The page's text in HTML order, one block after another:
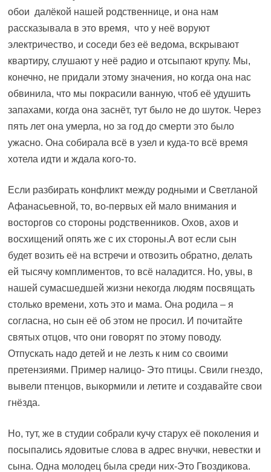
обои далёкой нашей родственнице, и она нам
рассказывала в это время, что у неё воруют
электричество, и соседи без её ведома, вскрывают
квартиру, слушают у неё радио и отсыпают крупу. Мы,
конечно, не придали этому значения, но когда она нас
обвинила, что мы покрасили ванную, чтоб её удушить
запахами, когда она заснёт, тут было не до шуток. Через
пять лет она умерла, но за год до смерти это было
ужасно. Она собирала всё в узел и куда-то всё время
хотела идти и ждала кого-то.
Если разбирать конфликт между родными и Светланой
Афанасьевной, то, во-первых ей мало внимания и
восторгов со стороны родственников. Охов, ахов и
восхищений опять же с их стороны.А вот если сын
будет возить её на встречи и отвозить обратно, делать
ей тысячу комплиментов, то всё наладится. Но, увы, в
нашей сумасшедшей жизни некогда людям посвящать
столько времени, хоть это и мама. Она родила – я
согласна, но сын её об этом не просил. И почитайте
святых отцов, что они говорят по этому поводу.
Отпускать надо детей и не лезть к ним со своими
претензиями. Пример налицо- Это птицы. Свили гнездо,
вывели птенцов, выкормили и летите и создавайте свои
гнёзда.
Но, тут, же в студии собрали кучу старух её поколения и
посыпались ядовитые слова в адрес внучки, невестки и
сына. Одна молодец была среди них-Это Гвоздикова.